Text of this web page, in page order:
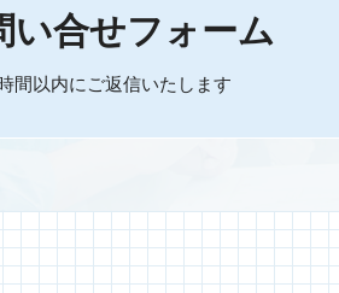
い合せフォーム
間以内にご返信いたします